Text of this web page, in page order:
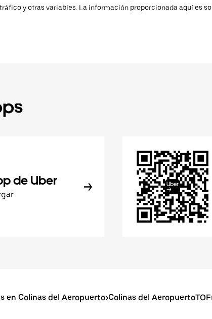
y otras variables. La información proporcionada aquí es
de Uber
en Colinas del Aeropuerto>Colinas del